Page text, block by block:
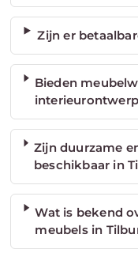
Zijn er
Bieden
Zijn duurzame
beschikbaar in
Wat is bekend
meubels in